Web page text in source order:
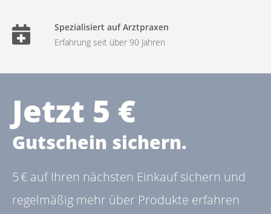
Spezialisiert auf Arztpraxen
Erfahrung seit über 90 Jahren
Jetzt 5 €
Gutschein sichern.
5 € auf Ihren nächsten Einkauf sichern und
regelmäßig mehr über Produkte erfahren